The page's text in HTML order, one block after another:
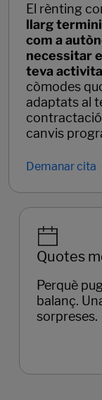
El rènting
llarg
com a
necessitar
teva
còmodes
adaptats al
canvis
Demanar cita